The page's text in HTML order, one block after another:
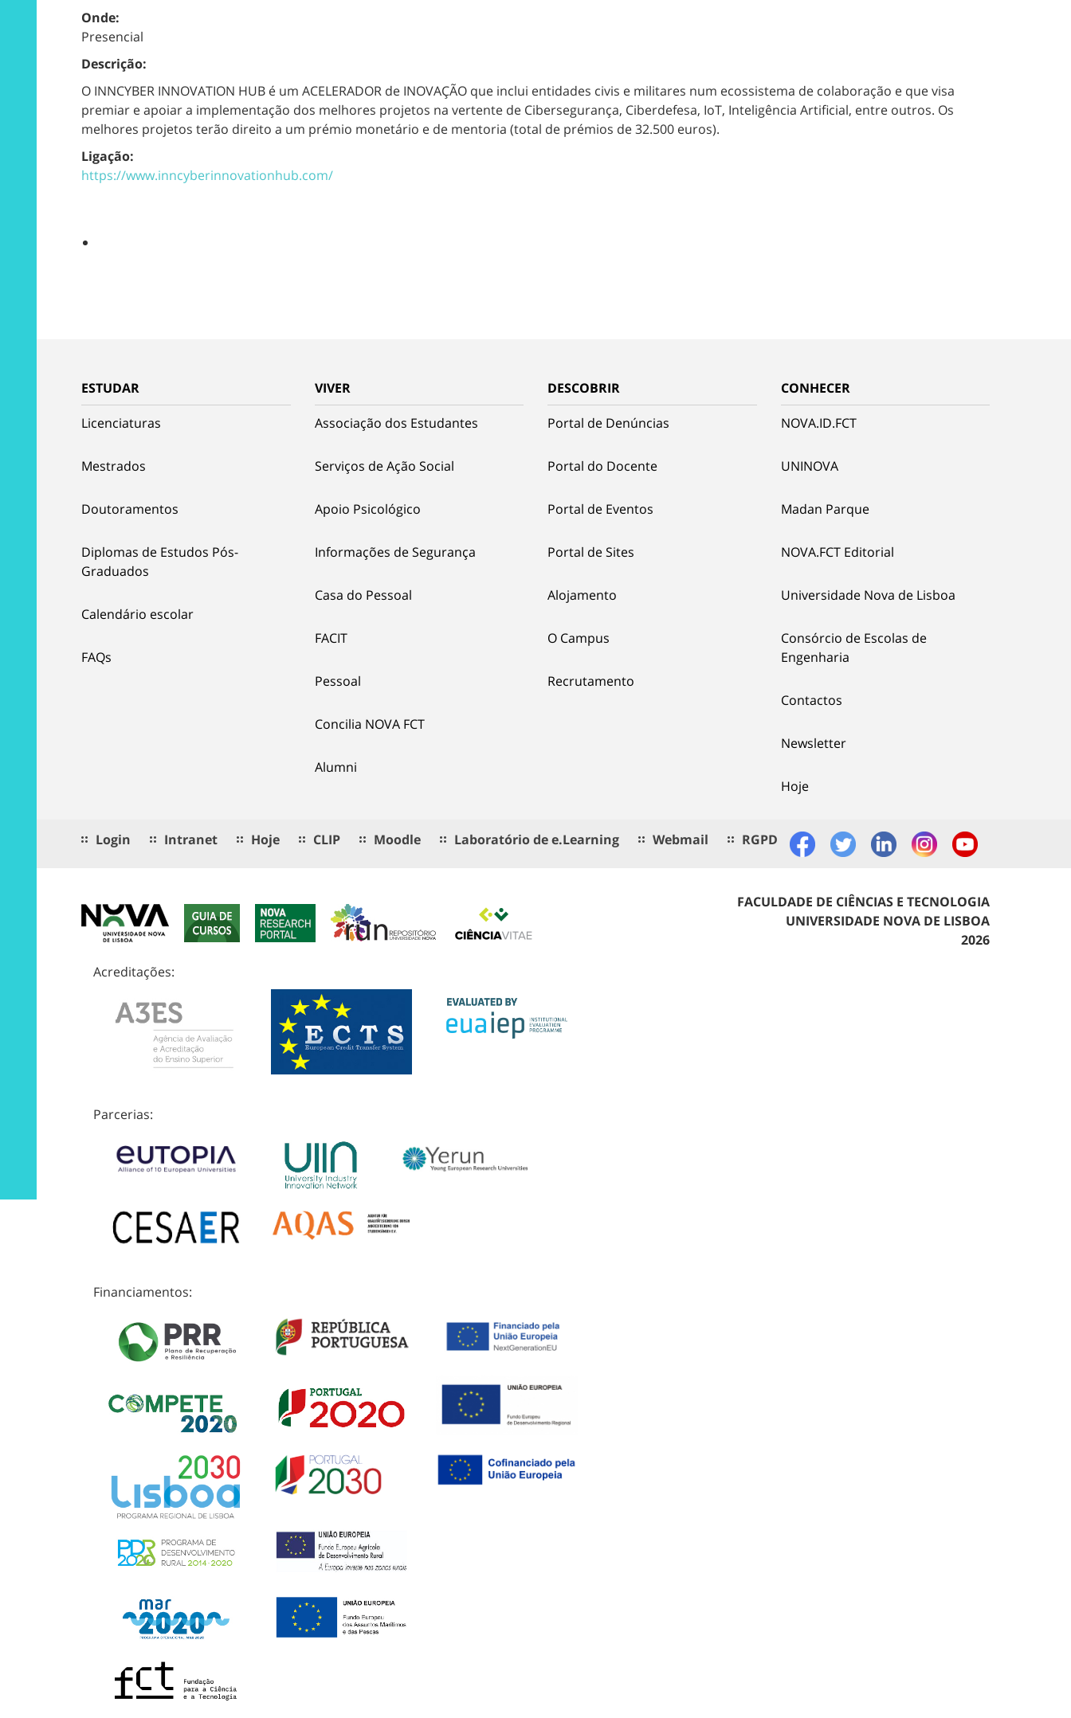
Onde:
Presencial
Descrição:
O INNCYBER INNOVATION HUB é um ACELERADOR de INOVAÇÃO que inclui entidades civis e militares num ecossistema de colaboração e que visa
premiar e apoiar a implementação dos melhores projetos na vertente de Cibersegurança, Ciberdefesa, IoT, Inteligência Artificial, entre outros. Os
melhores projetos terão direito a um prémio monetário e de mentoria (total de prémios de 32.500 euros).
Ligação:
https://www.inncyberinnovationhub.com/
ESTUDAR
Licenciaturas
Mestrados
Doutoramentos
Diplomas de Estudos Pós-
Graduados
Calendário escolar
FAQs
VIVER
Associação dos Estudantes
Serviços de Ação Social
Apoio Psicológico
Informações de Segurança
Casa do Pessoal
FACIT
Pessoal
Concilia NOVA FCT
Alumni
DESCOBRIR
Portal de Denúncias
Portal do Docente
Portal de Eventos
Portal de Sites
Alojamento
O Campus
Recrutamento
CONHECER
NOVA.ID.FCT
UNINOVA
Madan Parque
NOVA.FCT Editorial
Universidade Nova de Lisboa
Consórcio de Escolas de
Engenharia
Contactos
Newsletter
Hoje
Login Intranet Hoje CLIP Moodle Laboratório de e.Learning Webmail RGPD
Acreditações:
Parcerias:
Financiamentos:
FACULDADE DE CIÊNCIAS E TECNOLOGIA
UNIVERSIDADE NOVA DE LISBOA
2026